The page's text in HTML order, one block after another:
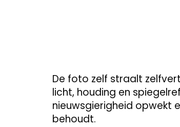
De foto zelf straalt
licht, houding en
nieuwsgierigheid opwekt
behoudt.